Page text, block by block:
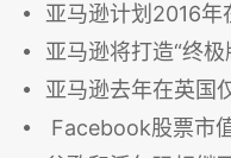
亚马逊计划2016年
亚马逊将打造“终极
亚马逊去年在英国
Facebook股票市